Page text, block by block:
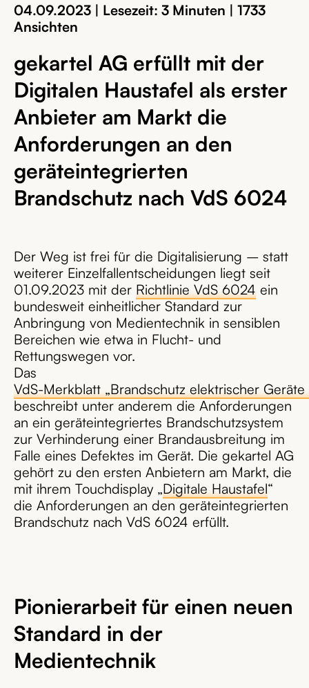
04.09.2023 | Lesezeit: 3 Minuten | 1733
Ansichten
gekartel AG erfüllt mit der
Digitalen Haustafel als erster
Anbieter am Markt die
Anforderungen an den
geräteintegrierten
Brandschutz nach VdS 6024
Der Weg ist frei für die Digitalisierung – statt
weiterer Einzelfallentscheidungen liegt seit
01.09.2023 mit der Richtlinie VdS 6024 ein
bundesweit einheitlicher Standard zur
Anbringung von Medientechnik in sensiblen
Bereichen wie etwa in Flucht- und
Rettungswegen vor.
Das
VdS-Merkblatt „Brandschutz elektrischer
beschreibt unter anderem die Anforderungen
an ein geräteintegriertes Brandschutzsystem
zur Verhinderung einer Brandausbreitung im
Falle eines Defektes im Gerät. Die gekartel AG
gehört zu den ersten Anbietern am Markt, die
mit ihrem Touchdisplay „Digitale Haustafel“
die Anforderungen an den geräteintegrierten
Brandschutz nach VdS 6024 erfüllt.
Pionierarbeit für einen neuen
Standard in der
Medientechnik